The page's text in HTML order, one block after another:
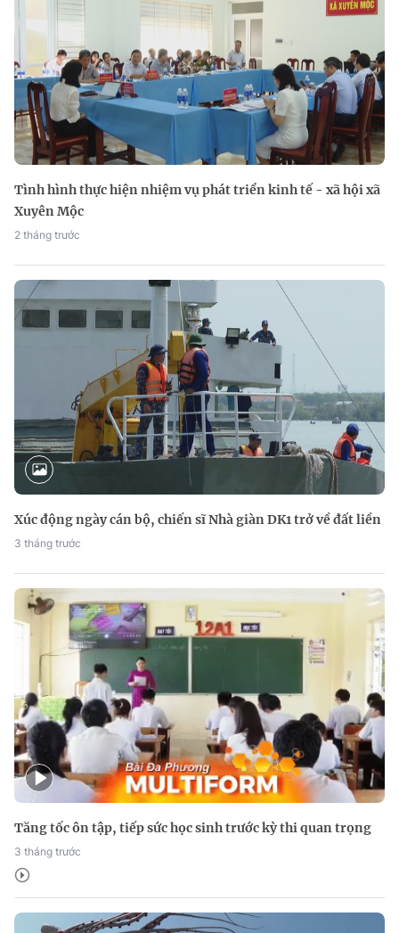
Tình hình thực hiện nhiệm vụ phát triển kinh tế - xã hội xã
Xuyên Mộc
2 tháng trước
Xúc động ngày cán bộ, chiến sĩ Nhà giàn DK1 trở về đất liền
3 tháng trước
Tăng tốc ôn tập, tiếp sức học sinh trước kỳ thi quan trọng
3 tháng trước